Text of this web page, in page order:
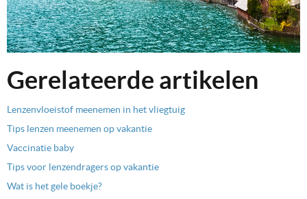
Gerelateerde artikelen
Lenzenvloeistof meenemen in het vliegtuig
Tips lenzen meenemen op vakantie
Vaccinatie baby
Tips voor lenzendragers op vakantie
Wat is het gele boekje?